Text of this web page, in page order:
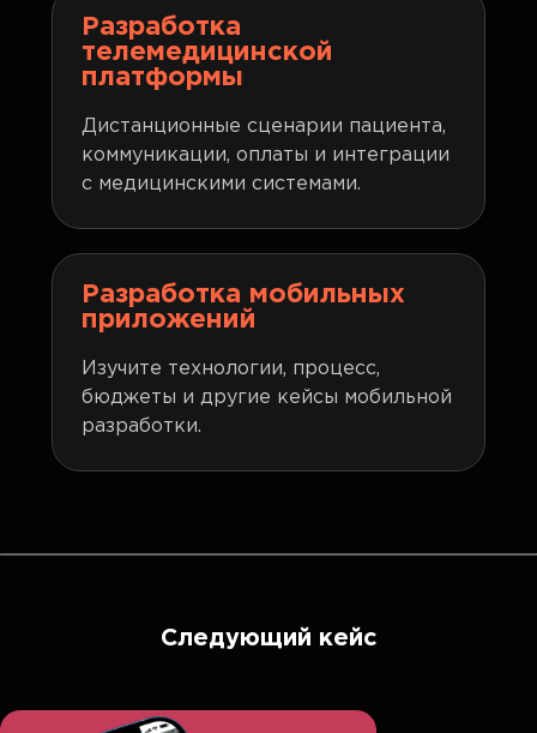
Разработка
телемедицинской
платформы
Дистанционные сценарии пациента,
коммуникации, оплаты и интеграции
с медицинскими системами.
Разработка мобильных
приложений
Изучите технологии, процесс,
бюджеты и другие кейсы мобильной
разработки.
Следующий кейс